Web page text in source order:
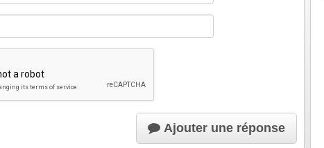
Ajouter une réponse